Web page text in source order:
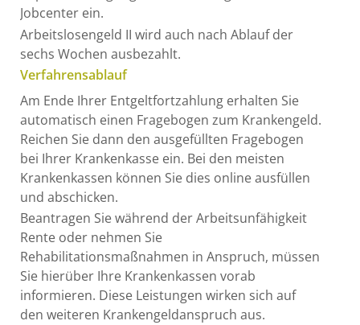
Jobcenter ein.
Arbeitslosengeld II wird auch nach Ablauf der
sechs Wochen ausbezahlt.
Verfahrensablauf
Am Ende Ihrer Entgeltfortzahlung erhalten Sie
automatisch einen Fragebogen zum Krankengeld.
Reichen Sie dann den ausgefüllten Fragebogen
bei Ihrer Krankenkasse ein. Bei den meisten
Krankenkassen können Sie dies online ausfüllen
und abschicken.
Beantragen Sie während der Arbeitsunfähigkeit
Rente oder nehmen Sie
Rehabilitationsmaßnahmen in Anspruch, müssen
Sie hierüber Ihre Krankenkassen vorab
informieren. Diese Leistungen wirken sich auf
den weiteren Krankengeldanspruch aus.